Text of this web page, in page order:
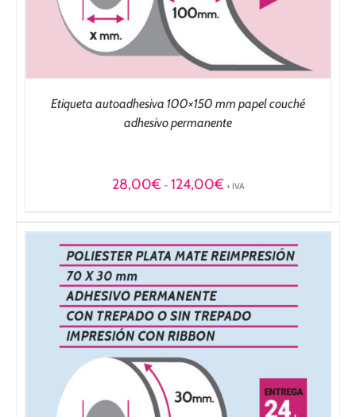
Etiqueta autoadhesiva 100×150 mm papel couché
adhesivo permanente
28,00€ - 124,00€Rango
28,00€
hasta
124,00€
+ IVA